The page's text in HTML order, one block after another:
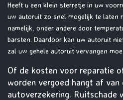
Heeft u een klein sterretje in uw
uw autoruit zo snel mogelijk te laten
namelijk, onder andere door
barsten. Daardoor kan uw autoruit
zal uw gehele autoruit vervangen
Of de kosten voor reparatie
worden vergoed hangt af van
autoverzekering. Ruitschade